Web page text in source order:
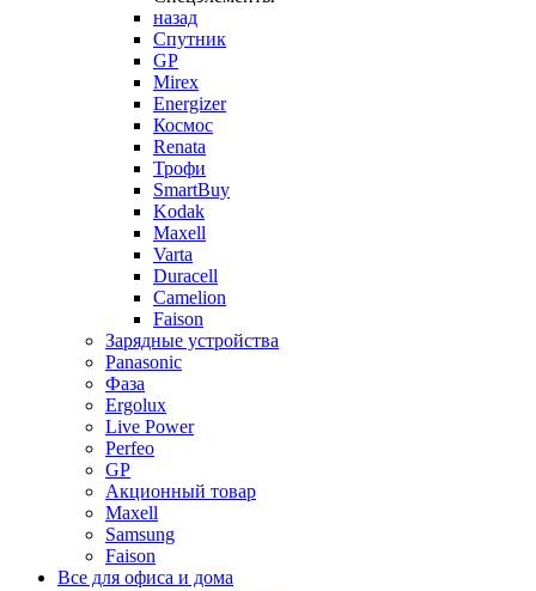
назад
Спутник
GP
Mirex
Energizer
Космос
Renata
Трофи
SmartBuy
Kodak
Maxell
Varta
Duracell
Camelion
Faison
Зарядные устройства
Panasonic
Фаза
Ergolux
Live Power
Perfeo
GP
Акционный товар
Maxell
Samsung
Faison
Все для офиса и дома